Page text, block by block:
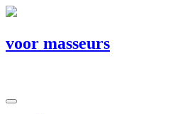
voor masseurs